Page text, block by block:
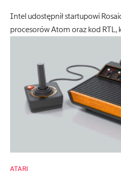
Intel udostępnił startupowi
procesorów Atom oraz kod
ATARI